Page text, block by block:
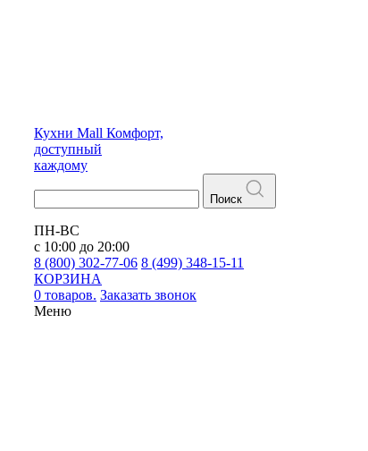
Кухни Mall Комфорт,
доступный
каждому
Поиск
ПН-ВС
с 10:00 до 20:00
8 (800) 302-77-06 8 (499) 348-15-11
КОРЗИНА
0 товаров. Заказать звонок
Меню